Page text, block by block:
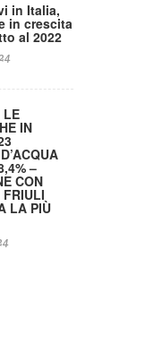
in Italia,
in crescita
al 2022
LE
IN
–
CON
FRIULI
LA PIÙ